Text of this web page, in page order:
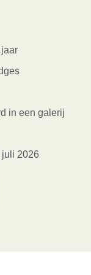
in een galerij
juli 2026